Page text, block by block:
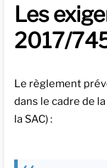
Les
2017/
Le règlement
dans le cadre de
la SAC) :